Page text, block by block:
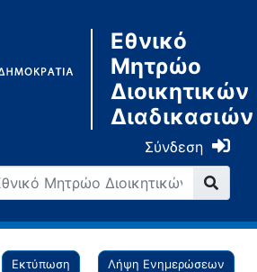
Εθνικό
Μητρώο
Διοικητικών
Διαδικασιών
Σύνδεση
Εκτύπωση
Λήψη Ενημερώσεων